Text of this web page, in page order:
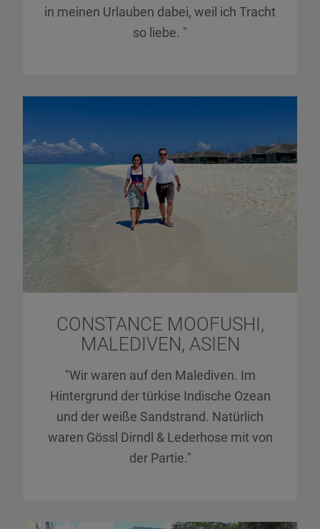
in meinen Urlauben dabei, weil ich Tracht
so liebe. "
CONSTANCE MOOFUSHI,
MALEDIVEN, ASIEN
"Wir waren auf den Malediven. Im
Hintergrund der türkise Indische Ozean
und der weiße Sandstrand. Natürlich
waren Gössl Dirndl & Lederhose mit von
der Partie."